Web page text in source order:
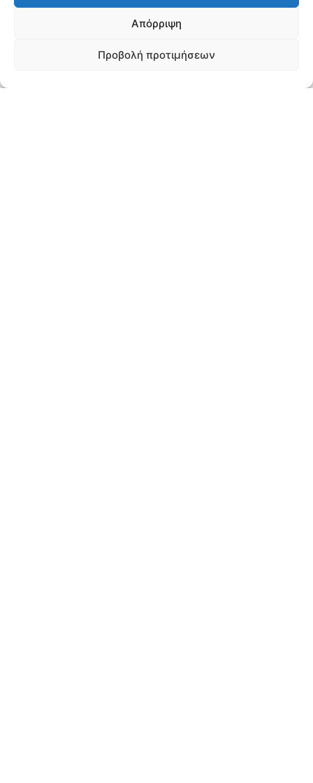
Απόρριψη
Προβολή προτιμήσεων
Έρευνα Αγοράς για την παροχή υπηρεσιών
μυοκτονίας- εντομοκτονίας- οφιοαπώθησης.